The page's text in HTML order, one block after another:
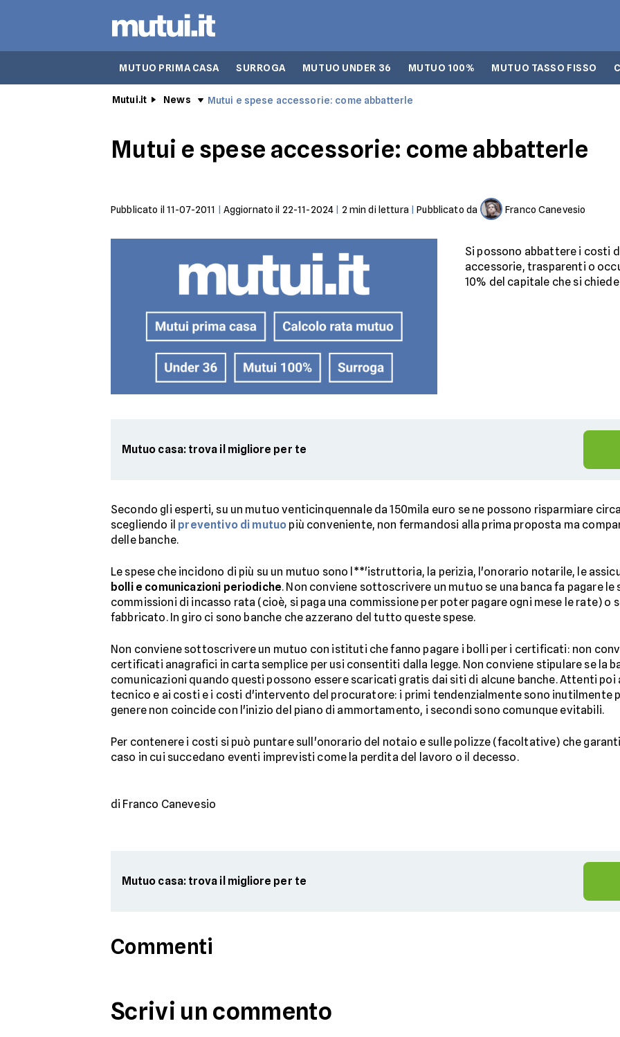
MUTUO PRIMA CASA SURROGA MUTUO UNDER 36 MUTUO 100% MUTUO TASSO FISSO
Mutui.it News Mutui e spese accessorie: come abbatterle
Mutui e spese accessorie: come abbatterle
Pubblicato il 11-07-2011 Aggiornato il 22-11-2024 2 min di lettura |Pubblicato da Franco Canevesio
Si possono abbattere i costi
accessorie, trasparenti o
10% del capitale che si
Mutuo casa: trova il migliore per te
Secondo gli esperti, su un mutuo venticinquennale da 150mila euro se ne possono risparmiare
scegliendo il preventivo di mutuo più conveniente, non fermandosi alla prima proposta ma
delle banche.
Le spese che incidono di più su un mutuo sono l**'istruttoria, la perizia, l'onorario notarile, le
bolli e comunicazioni periodiche. Non conviene sottoscrivere un mutuo se una banca fa pagare
commissioni di incasso rata (cioè, si paga una commissione per poter pagare ogni mese le rate) o
fabbricato. In giro ci sono banche che azzerano del tutto queste spese.
Non conviene sottoscrivere un mutuo con istituti che fanno pagare i bolli per i certificati: non
certificati anagrafici in carta semplice per usi consentiti dalla legge. Non conviene stipulare se la
comunicazioni quando questi possono essere scaricati gratis dai siti di alcune banche. Attenti
tecnico e ai costi e i costi d'intervento del procuratore: i primi tendenzialmente sono inutilmente
genere non coincide con l'inizio del piano di ammortamento, i secondi sono comunque evitabili.
Per contenere i costi si può puntare sull'onorario del notaio e sulle polizze (facoltative) che
caso in cui succedano eventi imprevisti come la perdita del lavoro o il decesso.
di Franco Canevesio
Mutuo casa: trova il migliore per te
Commenti
Scrivi un commento